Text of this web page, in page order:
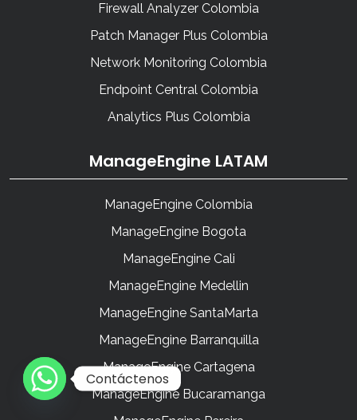
Firewall Analyzer Colombia
Patch Manager Plus Colombia
Network Monitoring Colombia
Endpoint Central Colombia
Analytics Plus Colombia
ManageEngine LATAM
ManageEngine Colombia
ManageEngine Bogota
ManageEngine Cali
ManageEngine Medellin
ManageEngine SantaMarta
ManageEngine Barranquilla
ManageEngine Cartagena
ManageEngine Bucaramanga
Contáctenos